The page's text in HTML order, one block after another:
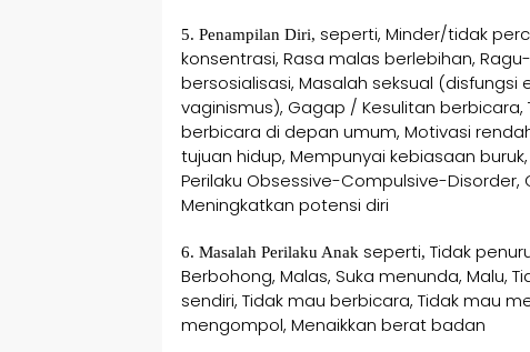
5. Penampilan Diri, seperti, Minder/tidak
konsentrasi, Rasa malas berlebihan,
bersosialisasi, Masalah seksual (disfungsi
vaginismus), Gagap / Kesulitan
berbicara di depan umum, Motivasi
tujuan hidup, Mempunyai kebiasaan
Perilaku Obsessive-Compulsive-
Meningkatkan potensi diri
6. Masalah Perilaku Anak seperti, Tidak
Berbohong, Malas, Suka menunda, Malu,
sendiri, Tidak mau berbicara, Tidak mau
mengompol, Menaikkan berat badan